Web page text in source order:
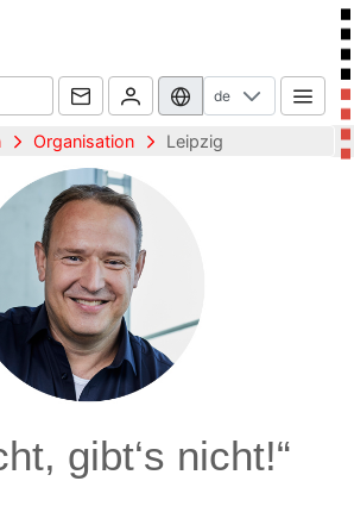
de
Organisation Leipzig
gibt‘s nicht!“